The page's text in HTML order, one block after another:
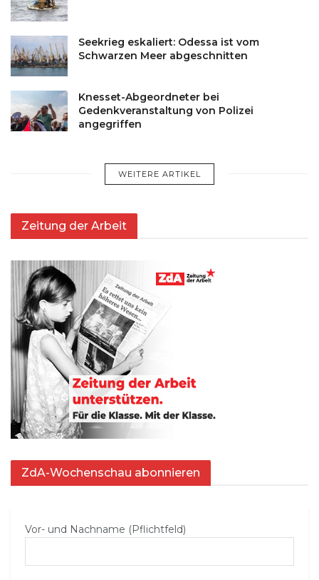
Seekrieg eskaliert: Odessa ist vom
Schwarzen Meer abgeschnitten
Knesset-Abgeordneter bei
Gedenkveranstaltung von Polizei
angegriffen
WEITERE ARTIKEL
Zeitung der Arbeit
ZdA-Wochenschau abonnieren
Vor- und Nachname (Pflichtfeld)